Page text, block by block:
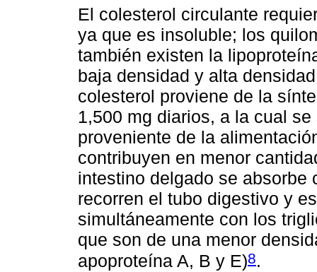
El colesterol circulante
ya que es insoluble; los
también existen la
baja densidad y alta
colesterol proviene de la
1,500 mg diarios, a la cual
proveniente de la
contribuyen en menor
intestino delgado se absorbe
recorren el tubo digestivo y
simultáneamente con los
que son de una menor
apoproteína A, B y E)8.